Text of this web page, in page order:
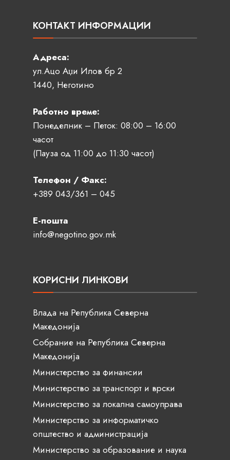
КОНТАКТ ИНФОРМАЦИИ
Адреса:
ул.Ацо Аџи Илов бр 2
1440, Неготино
Работно време:
Понеделник – Петок: 08:00 – 16:00
часот
(Пауза од 11:00 до 11:30 часот)
Телефон / Факс:
+389 043/361 – 045
Е-пошта
info@negotino.gov.mk
КОРИСНИ ЛИНКОВИ
Влада на Република Северна
Македонија
Собрание на Република Северна
Македонија
Министерство за финансии
Министерство за транспорт и врски
Министерство за локална самоуправа
Министерство за информатичко
општество и администрација
Министерство за образование и наука